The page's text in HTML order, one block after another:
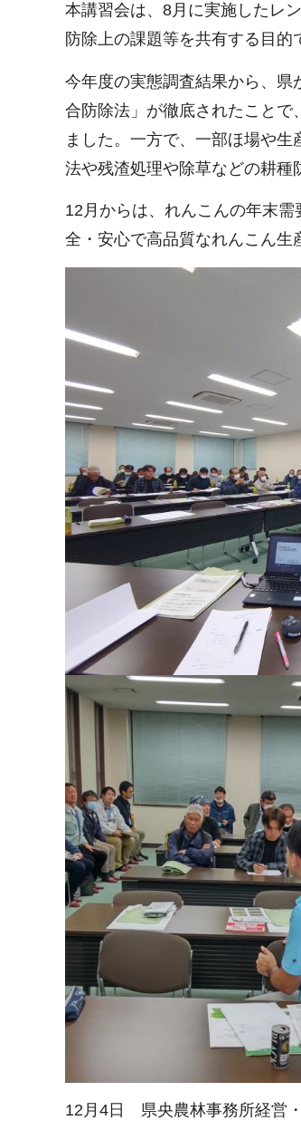
本講習会は、8月に実施したレ
防除上の課題等を共有する目的
今年度の実態調査結果から、
合防除法」が徹底されたことで
ました。一方で、一部ほ場や
法や残渣処理や除草などの耕種
12月からは、れんこんの年末
全・安心で高品質なれんこん生
12月4日 県央農林事務所経営